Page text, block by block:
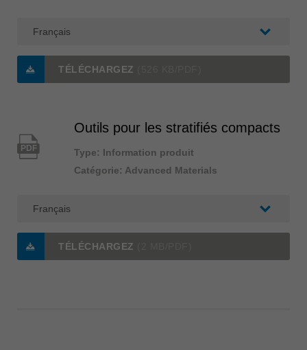
TÉLÉCHARGEZ
PDF
Outils pour les stratifiés compacts
Type: Information produit
Catégorie: Advanced Materials
TÉLÉCHARGEZ